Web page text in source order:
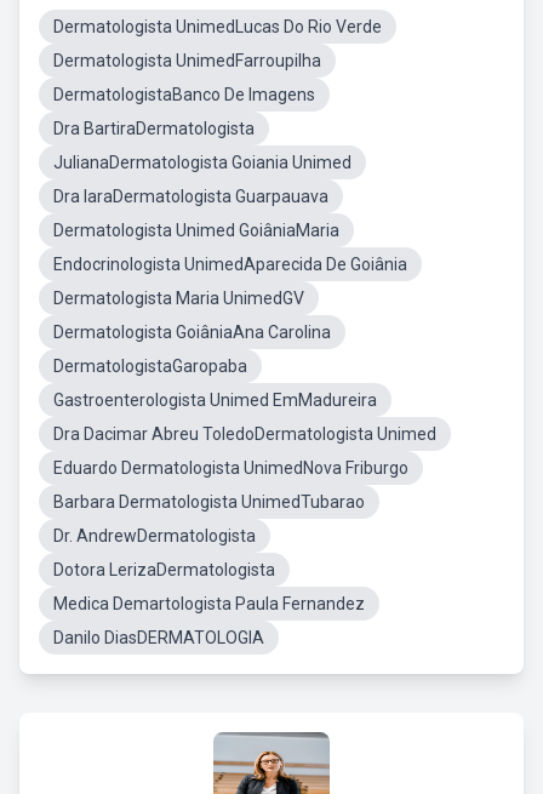
Dermatologista UnimedLucas Do Rio Verde
Dermatologista UnimedFarroupilha
DermatologistaBanco De Imagens
Dra BartiraDermatologista
JulianaDermatologista Goiania Unimed
Dra IaraDermatologista Guarpauava
Dermatologista Unimed GoiâniaMaria
Endocrinologista UnimedAparecida De Goiânia
Dermatologista Maria UnimedGV
Dermatologista GoiâniaAna Carolina
DermatologistaGaropaba
Gastroenterologista Unimed EmMadureira
Dra Dacimar Abreu ToledoDermatologista Unimed
Eduardo Dermatologista UnimedNova Friburgo
Barbara Dermatologista UnimedTubarao
Dr. AndrewDermatologista
Dotora LerizaDermatologista
Medica Demartologista Paula Fernandez
Danilo DiasDERMATOLOGIA